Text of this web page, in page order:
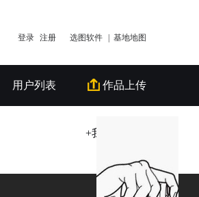
登录 注册 选图软件 | 基地地图
用户列表 作品上传
+我要发拼拍